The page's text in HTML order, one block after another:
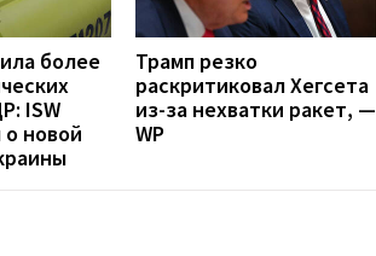
более
ISW
новой
Трамп резко
раскритиковал Хегсета
из-за нехватки ракет, —
WP